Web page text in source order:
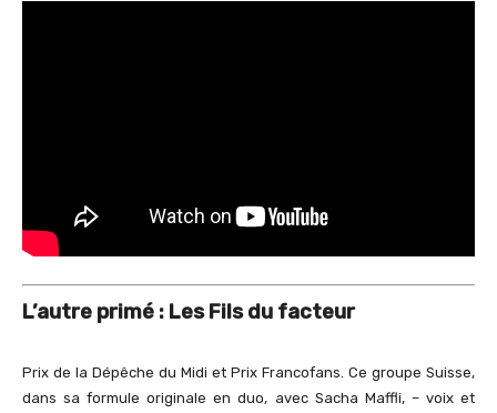
L’autre primé : Les Fils du facteur
Prix de la Dépêche du Midi et Prix Francofans. Ce groupe Suisse,
dans sa formule originale en duo, avec Sacha Maffli, – voix et